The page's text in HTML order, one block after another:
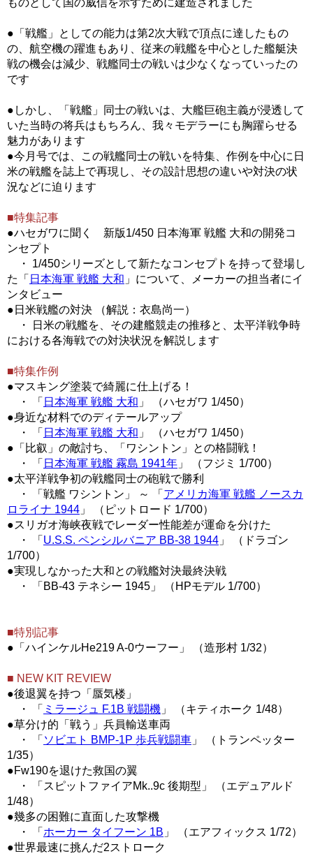
ものとして国の威信を示すために建造されました
●「戦艦」としての能力は第2次大戦で頂点に達したもの
の、航空機の躍進もあり、従来の戦艦を中心とした艦艇決
戦の機会は減少、戦艦同士の戦いは少なくなっていったの
です
●しかし、「戦艦」同士の戦いは、大艦巨砲主義が浸透して
いた当時の将兵はもちろん、我々モデラーにも胸躍らせる
魅力があります
●今月号では、この戦艦同士の戦いを特集、作例を中心に日
米の戦艦を誌上で再現し、その設計思想の違いや対決の状
況などに迫ります
■特集記事
●ハセガワに聞く 新版1/450 日本海軍 戦艦 大和の開発コ
ンセプト
・ 1/450シリーズとして新たなコンセプトを持って登場し
た「 日本海軍 戦艦 大和 」について、メーカーの担当者にイ
ンタビュー
●日米戦艦の対決 （解説：衣島尚一）
・ 日米の戦艦を、その建艦競走の推移と、太平洋戦争時
における各海戦での対決状況を解説します
■特集作例
●マスキング塗装で綺麗に仕上げる！
・ 「 日本海軍 戦艦 大和 」 （ハセガワ 1/450）
●身近な材料でのディテールアップ
・ 「 日本海軍 戦艦 大和 」 （ハセガワ 1/450）
●「比叡」の敵討ち、「ワシントン」との格闘戦！
・ 「 日本海軍 戦艦 霧島 1941年 」 （フジミ 1/700）
●太平洋戦争初の戦艦同士の砲戦で勝利
・ 「戦艦 ワシントン」 ～ 「 アメリカ海軍 戦艦 ノースカ
ロライナ 1944 」 （ピットロード 1/700）
●スリガオ海峡夜戦でレーダー性能差が運命を分けた
・ 「 U.S.S. ペンシルバニア BB-38 1944 」 （ドラゴン
1/700）
●実現しなかった大和との戦艦対決最終決戦
・ 「BB-43 テネシー 1945」 （HPモデル 1/700）
■特別記事
●「ハインケルHe219 A-0ウーフー」 （造形村 1/32）
■ NEW KIT REVIEW
●後退翼を持つ「蜃気楼」
・ 「 ミラージュ F.1B 戦闘機 」 （キティホーク 1/48）
●草分け的「戦う」兵員輸送車両
・ 「 ソビエト BMP-1P 歩兵戦闘車 」 （トランペッター
1/35）
●Fw190を退けた救国の翼
・ 「スピットファイアMk..9c 後期型」 （エデュアルド
1/48）
●幾多の困難に直面した攻撃機
・ 「 ホーカー タイフーン 1B 」 （エアフィックス 1/72）
●世界最速に挑んだ2ストローク